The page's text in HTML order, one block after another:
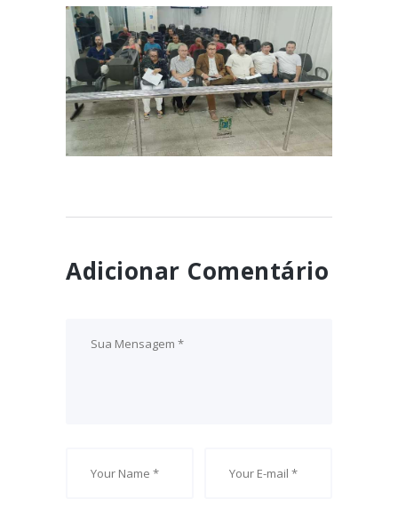
Câmara Municipal discute
questão das empresas
limpadoras de fossas
sépticas
April 3, 2024
Adicionar Comentário